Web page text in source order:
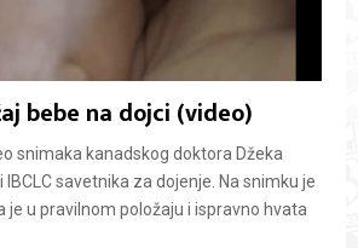
bebe na dojci (video)
snimaka kanadskog doktora Džeka
IBCLC savetnika za dojenje. Na snimku je
je u pravilnom položaju i ispravno hvata